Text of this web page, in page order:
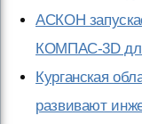
АСКОН
КОМПАС-3D
Курганская
развивают